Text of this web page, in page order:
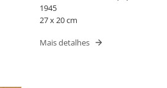
1945
27 x 20 cm
Mais detalhes